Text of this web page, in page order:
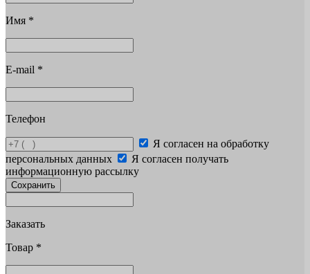
Имя *
E-mail *
Телефон
Я согласен на обработку
персональных данных
Я согласен получать
информационную рассылку
Сохранить
Заказать
Товар *